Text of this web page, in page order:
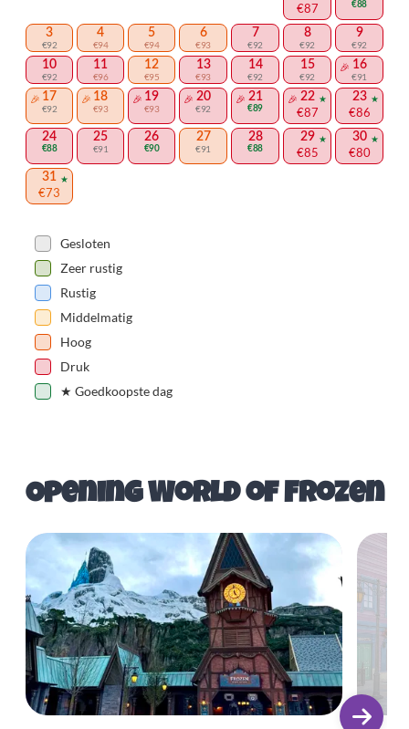
€87 €88
3
€92
4
€94
5
€94
6
€93
7
€92
8
€92
9
€92
10
€92
11
€96
12
€95
13
€93
14
€92
15
€92
16
€91
17
€92
18
€93
19
€93
20
€92
21
€89
22
€87
23
€86
24
€88
25
€91
26
€90
27
€91
28
€88
29
€85
30
€80
31
€73
Gesloten
Zeer rustig
Rustig
Middelmatig
Hoog
Druk
★ Goedkoopste dag
Opening World of Frozen